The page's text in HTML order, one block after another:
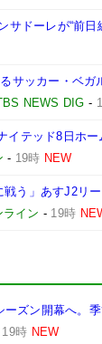
サドーレが“前
サッカー・ベ
NEWS DIG -
イテッド8日ホ
- 19時 NEW
戦う」あすJ2リ
ライン - 19時
ーズン開幕へ。
19時 NEW